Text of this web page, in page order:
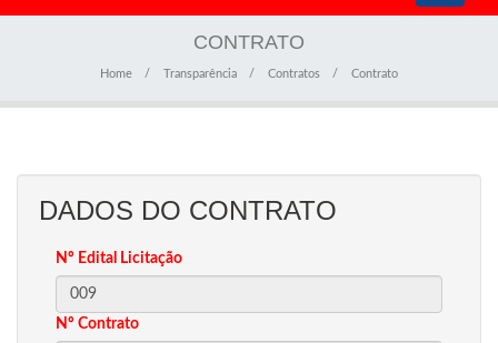
CONTRATO
Home Transparência Contratos Contrato
DADOS DO CONTRATO
Nº Edital Licitação
Nº Contrato